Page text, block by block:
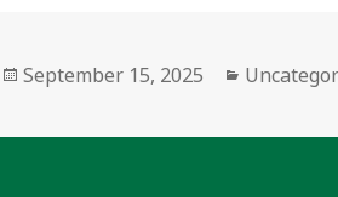
Veröffentlicht
September 15, 2025